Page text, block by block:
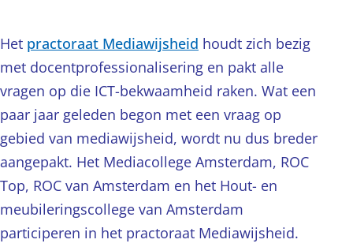
Het practoraat Mediawijsheid houdt zich bezig
met docentprofessionalisering en pakt alle
vragen op die ICT-bekwaamheid raken. Wat een
paar jaar geleden begon met een vraag op
gebied van mediawijsheid, wordt nu dus breder
aangepakt. Het Mediacollege Amsterdam, ROC
Top, ROC van Amsterdam en het Hout- en
meubileringscollege van Amsterdam
participeren in het practoraat Mediawijsheid.